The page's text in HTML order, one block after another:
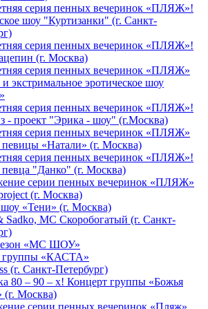
серия пенных вечеринок «ПЛЯЖ»!
шоу "Куртизанки" (г. Санкт-
серия пенных вечеринок «ПЛЯЖ»!
(г. Москва)
серия пенных вечеринок «ПЛЯЖ»
экстримальное эротическое шоу
серия пенных вечеринок «ПЛЯЖ»!
- проект "Эрика - шоу" (г.Москва)
серия пенных вечеринок «ПЛЯЖ»
«Натали» (г. Москва)
серия пенных вечеринок «ПЛЯЖ»!
"Данко" (г. Москва)
серии пенных вечеринок «ПЛЯЖ»
(г. Москва)
«Тени» (г. Москва)
Sadko, MC Скоробогатый (г. Санкт-
«МС ШОУ»
группы «КАСТА»
(г. Санкт-Петербург)
80 – 90 – х! Концерт группы «Божья
(г. Москва)
серии пенных вечеринок «Пляж»